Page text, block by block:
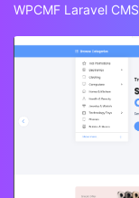
WPCMF Laravel CMS